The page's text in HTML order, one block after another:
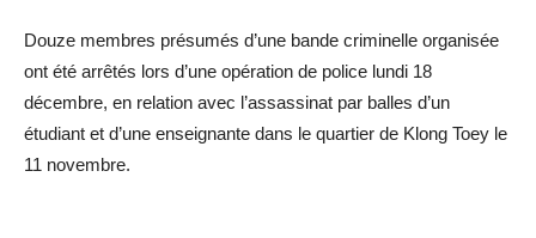
Douze membres présumés d’une bande criminelle organisée
ont été arrêtés lors d’une opération de police lundi 18
décembre, en relation avec l’assassinat par balles d’un
étudiant et d’une enseignante dans le quartier de Klong Toey le
11 novembre.